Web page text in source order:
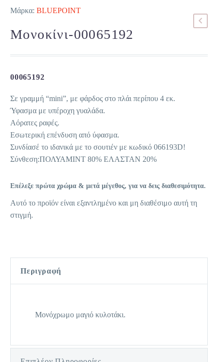
Μάρκα: BLUEPOINT
Μονοκίνι-00065192
00065192
Σε γραμμή “mini”, με φάρδος στο πλάι περίπου 4 εκ.
Ύφασμα με υπέροχη γυαλάδα.
Αόρατες ραφές.
Εσωτερική επένδυση από ύφασμα.
Συνδίασέ το ιδανικά με τo σουτιέν με κωδικό 066193D!
Σύνθεση:ΠΟΛΥΑΜΙΝΤ 80% ΕΛΑΣΤΑΝ 20%
Επέλεξε πρώτα χρώμα & μετά μέγεθος, για να δεις διαθεσιμότητα.
Αυτό το προϊόν είναι εξαντλημένο και μη διαθέσιμο αυτή τη
στιγμή.
Περιγραφή
Μονόχρωμο μαγιό κυλοτάκι.